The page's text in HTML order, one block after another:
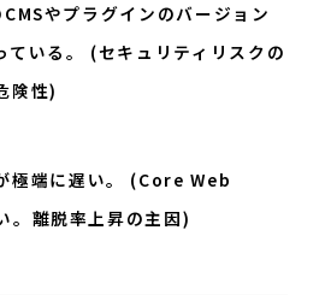
やプラグインのバージョン
ている。 (セキュリティリスクの
険性)
極端に遅い。 (Core Web
離脱率上昇の主因)